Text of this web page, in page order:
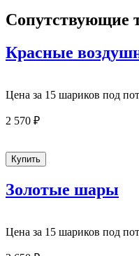
Сопутствующие
Красные
Цена за 15 шариков под
2 570 ₽
Золотые шары
Цена за 15 шариков под